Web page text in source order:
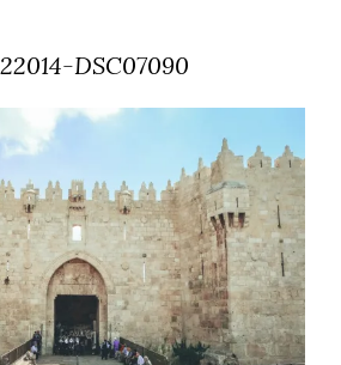
DSC07090